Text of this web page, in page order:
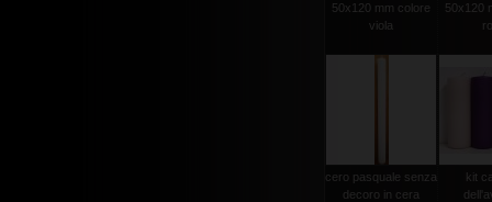
50x120 mm colore
viola
50x120
cero pasquale senza
decoro in cera
kit